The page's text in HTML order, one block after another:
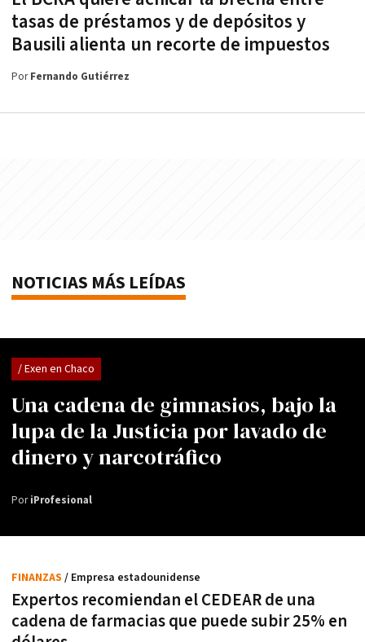
tasas de préstamos y de depósitos y
Bausili alienta un recorte de impuestos
PorFernando Gutiérrez
NOTICIAS MÁS LEÍDAS
Una cadena de gimnasios, bajo la
lupa de la Justicia por lavado de
dinero y narcotráfico
/ Exen en Chaco
PoriProfesional
Expertos recomiendan el CEDEAR de una
cadena de farmacias que puede subir 25% en
FINANZAS / Empresa estadounidense